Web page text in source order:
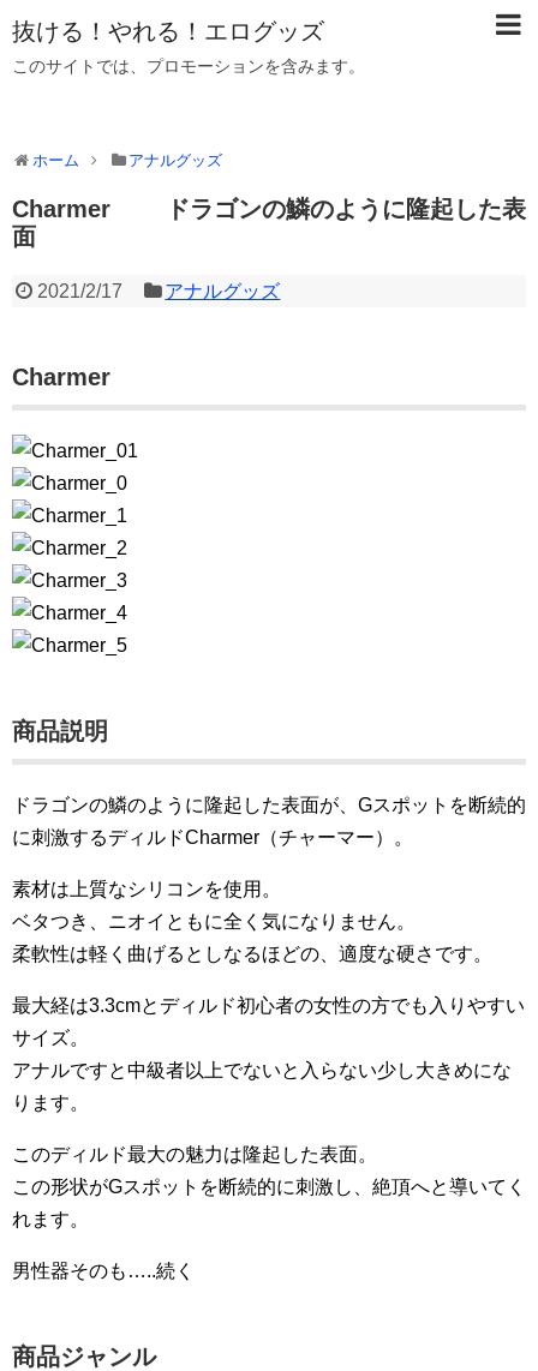
抜ける！やれる！エログッズ
このサイトでは、プロモーションを含みます。
ホーム アナルグッズ
Charmer ドラゴンの鱗のように隆起した表
面
2021/2/17 アナルグッズ
Charmer
商品説明
ドラゴンの鱗のように隆起した表面が、Gスポットを断続的
に刺激するディルドCharmer（チャーマー）。
素材は上質なシリコンを使用。
ベタつき、ニオイともに全く気になりません。
柔軟性は軽く曲げるとしなるほどの、適度な硬さです。
最大経は3.3cmとディルド初心者の女性の方でも入りやすい
サイズ。
アナルですと中級者以上でないと入らない少し大きめにな
ります。
このディルド最大の魅力は隆起した表面。
この形状がGスポットを断続的に刺激し、絶頂へと導いてく
れます。
男性器そのも…..続く
商品ジャンル